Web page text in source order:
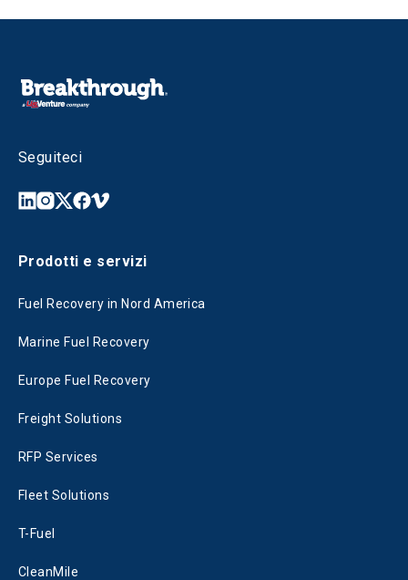
Seguiteci
Prodotti e servizi
Fuel Recovery in Nord America
Marine Fuel Recovery
Europe Fuel Recovery
Freight Solutions
RFP Services
Fleet Solutions
T-Fuel
CleanMile